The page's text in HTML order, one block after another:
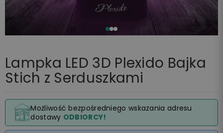
Lampka LED 3D Plexido Bajka
Stich z Serduszkami
Możliwość bezpośredniego wskazania adresu
dostawy ODBIORCY!